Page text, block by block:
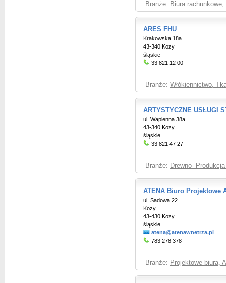
Branże: Biura
ARES FHU
Krakowska 18a
43-340 Kozy
śląskie
33 821 12 00
Branże: Włókiennictwo,
ARTYSTYCZNE USŁUGI
ul. Wapienna 38a
43-340 Kozy
śląskie
33 821 47 27
Branże: Drewno-
ATENA Biuro Projektowe
ul. Sadowa 22
Kozy
43-430 Kozy
śląskie
atena@atenawnetrza.pl
783 278 378
Branże: Projektowe biura,